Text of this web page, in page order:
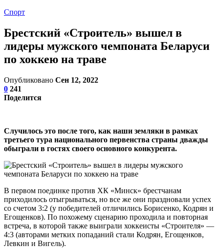
Спорт
Брестский «Строитель» вышел в
лидеры мужского чемпоната Беларуси
по хоккею на траве
Опубликовано Сен 12, 2022
0 241
Поделится
Случилось это после того, как наши земляки в рамках
третьего тура национального первенства страны дважды
обыграли в гостях своего основного конкурента.
В первом поединке против ХК «Минск» брестчанам
приходилось отыгрываться, но все же они праздновали успех
со счетом 3:2 (у победителей отличились Борисенко, Кодрян и
Егощенков). По похожему сценарию проходила и повторная
встреча, в которой также выиграли хоккеисты «Строителя» —
4:3 (авторами метких попаданий стали Кодрян, Егощенков,
Левкин и Вигель).